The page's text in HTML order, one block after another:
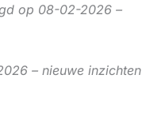
op 08-02-2026 –
– nieuwe inzichten